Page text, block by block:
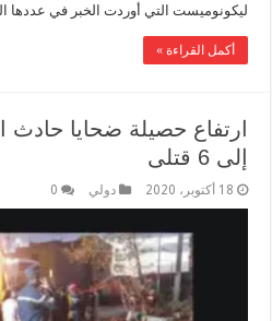
ليكونوميست التي أوردت الخبر في عددها
أكمل القراءة »
ارتفاع حصيلة ضحايا حادث
إلى 6 قتلى
18 أكتوبر، 2020 دولي 0